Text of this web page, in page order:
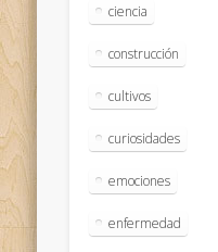
ciencia
construcción
cultivos
curiosidades
emociones
enfermedad